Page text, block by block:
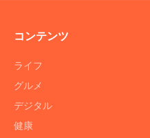
コンテンツ
ライフ
グルメ
デジタル
健康